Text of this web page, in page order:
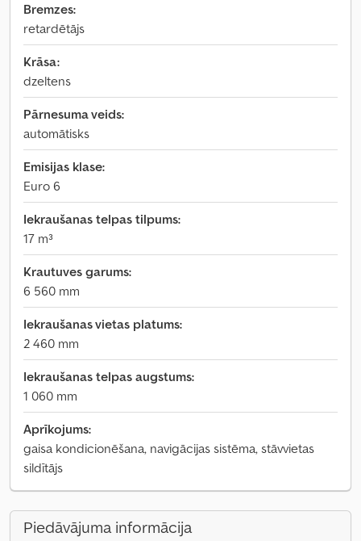
Bremzes:
retardētājs
Krāsa:
dzeltens
Pārnesuma veids:
automātisks
Emisijas klase:
Euro 6
Iekraušanas telpas tilpums:
17 m³
Krautuves garums:
6 560 mm
Iekraušanas vietas platums:
2 460 mm
Iekraušanas telpas augstums:
1 060 mm
Aprīkojums:
gaisa kondicionēšana, navigācijas sistēma, stāvvietas
sildītājs
Piedāvājuma informācija